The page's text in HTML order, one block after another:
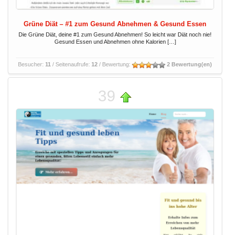
Grüne Diät – #1 zum Gesund Abnehmen & Gesund Essen
Die Grüne Diät, deine #1 zum Gesund Abnehmen! So leicht war Diät noch nie!
Gesund Essen und Abnehmen ohne Kalorien […]
Besucher: 11 / Seitenaufrufe: 12 / Bewertung: 2 Bewertung(en)
39